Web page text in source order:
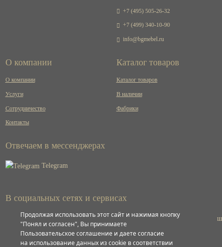
+7 (495) 505-26-32
+7 (499) 340-10-90
info@bgmebel.ru
О компании
О компании
Услуги
Сотрудничество
Контакты
Каталог товаров
Каталог товаров
В наличии
Фабрики
Отвечаем в мессенджерах
Telegram
В социальных сетях и сервисах
ВКонтакте
Продолжая использовать этот сайт и нажимая кнопку
"Понял и согласен", Вы принимаете
Пользовательское соглашение и даете согласие
на использование данных из cookie в соответствии